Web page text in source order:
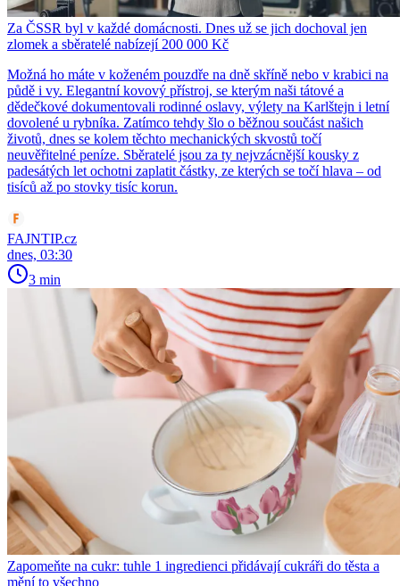
Za ČSSR byl v každé domácnosti. Dnes už se jich dochoval jen
zlomek a sběratelé nabízejí 200 000 Kč
Možná ho máte v koženém pouzdře na dně skříně nebo v krabici na
půdě i vy. Elegantní kovový přístroj, se kterým naši tátové a
dědečkové dokumentovali rodinné oslavy, výlety na Karlštejn i letní
dovolené u rybníka. Zatímco tehdy šlo o běžnou součást našich
životů, dnes se kolem těchto mechanických skvostů točí
neuvěřitelné peníze. Sběratelé jsou za ty nejvzácnější kousky z
padesátých let ochotni zaplatit částky, ze kterých se točí hlava – od
tisíců až po stovky tisíc korun.
FAJNTIP.cz
dnes, 03:30
3 min
Zapomeňte na cukr: tuhle 1 ingredienci přidávají cukráři do těsta a
mění to všechno